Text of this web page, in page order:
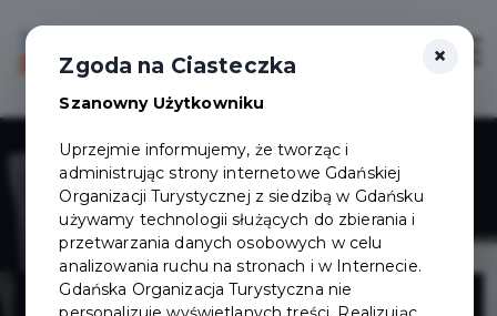
Login/Rejestracja ×
Zgoda na Ciasteczka
Szanowny Użytkowniku
Uprzejmie informujemy, że tworząc i
administrując strony internetowe Gdańskiej
Organizacji Turystycznej z siedzibą w Gdańsku
używamy technologii służących do zbierania i
przetwarzania danych osobowych w celu
analizowania ruchu na stronach i w Internecie.
Gdańska Organizacja Turystyczna nie